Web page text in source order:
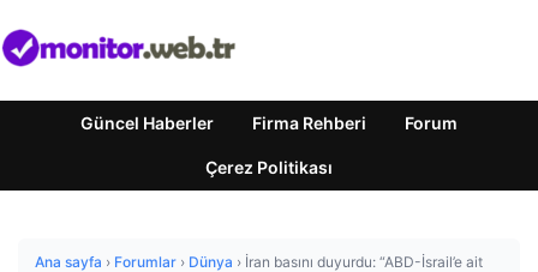
Güncel Haberler Firma Rehberi Forum
Çerez Politikası
Ana sayfa › Forumlar › Dünya › İran basını duyurdu: “ABD-İsrail’e ait